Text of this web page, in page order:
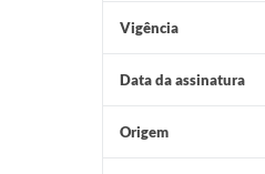
Vigência
Data da assinatura
Origem